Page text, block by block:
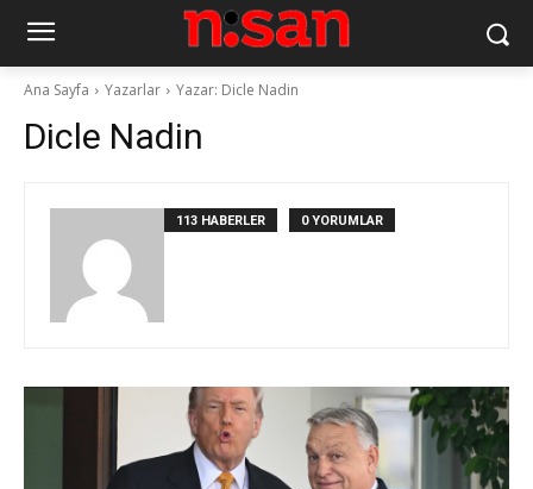
Ana Sayfa Yazarlar Yazar: Dicle Nadin
Dicle Nadin
113 HABERLER 0 YORUMLAR